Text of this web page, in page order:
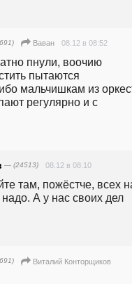
Ваван 08.12 в 08:52
пытаются
мальчишкам из
регулярно и с
— (24513) 08.12 в 08:10
там, пожёстче, всех
А у нас своих дел
Виталий Конторщиков